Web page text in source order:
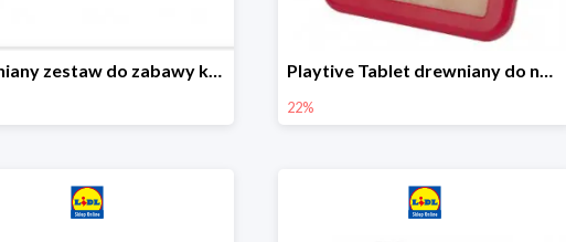
Drewniany zestaw do zabawy kolejką - farma i wiadukt Playtive Tablet drewniany do nauki, interaktywny
22%